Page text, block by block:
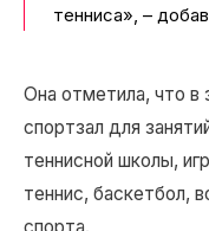
тенниса», –
Она отметила, что в
спортзал для
теннисной школы,
теннис, баскетбол,